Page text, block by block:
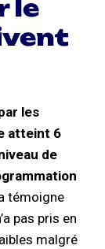
le
les
atteint 6
de
témoigne
pas pris en
malgré